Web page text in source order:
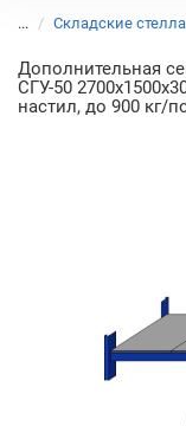
... Складские
Дополнительная
СГУ-50
настил, до 900 кг/